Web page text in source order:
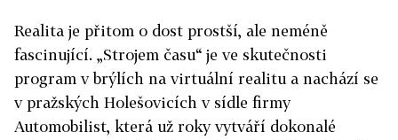
Realita je přitom o dost prostší, ale neméně
fascinující. „Strojem času“ je ve skutečnosti
program v brýlích na virtuální realitu a nachází se
v pražských Holešovicích v sídle firmy
Automobilist, která už roky vytváří dokonalé